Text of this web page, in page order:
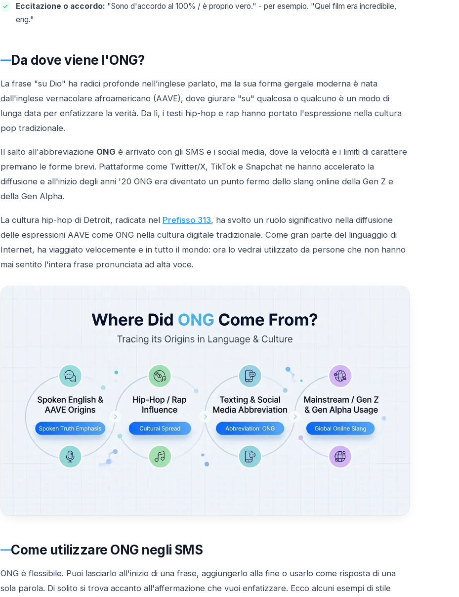
Eccitazione o accordo: "Sono d'accordo al 100% / è proprio vero." - per esempio. "Quel film era incredibile,
eng."
Da dove viene l'ONG?
La frase "su Dio" ha radici profonde nell'inglese parlato, ma la sua forma gergale moderna è nata
dall'inglese vernacolare afroamericano (AAVE), dove giurare "su" qualcosa o qualcuno è un modo di
lunga data per enfatizzare la verità. Da lì, i testi hip-hop e rap hanno portato l'espressione nella cultura
pop tradizionale.
Il salto all'abbreviazione ONG è arrivato con gli SMS e i social media, dove la velocità e i limiti di carattere
premiano le forme brevi. Piattaforme come Twitter/X, TikTok e Snapchat ne hanno accelerato la
diffusione e all'inizio degli anni '20 ONG era diventato un punto fermo dello slang online della Gen Z e
della Gen Alpha.
La cultura hip-hop di Detroit, radicata nel Prefisso 313, ha svolto un ruolo significativo nella diffusione
delle espressioni AAVE come ONG nella cultura digitale tradizionale. Come gran parte del linguaggio di
Internet, ha viaggiato velocemente e in tutto il mondo: ora lo vedrai utilizzato da persone che non hanno
mai sentito l'intera frase pronunciata ad alta voce.
Come utilizzare ONG negli SMS
ONG è flessibile. Puoi lasciarlo all'inizio di una frase, aggiungerlo alla fine o usarlo come risposta di una
sola parola. Di solito si trova accanto all'affermazione che vuoi enfatizzare. Ecco alcuni esempi di stile